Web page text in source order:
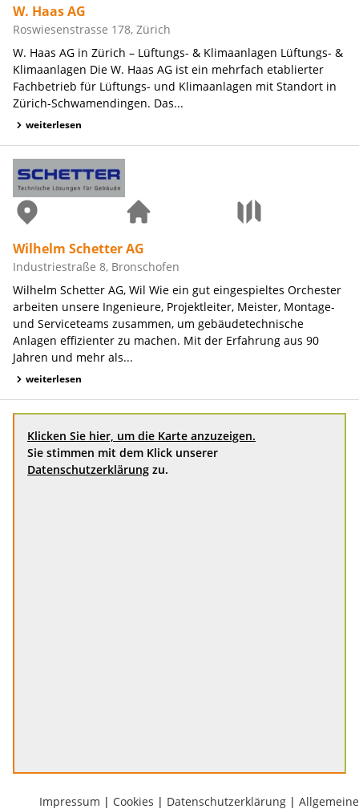
W. Haas AG
Roswiesenstrasse 178, Zürich
W. Haas AG in Zürich – Lüftungs- & Klimaanlagen Lüftungs- &
Klimaanlagen Die W. Haas AG ist ein mehrfach etablierter
Fachbetrieb für Lüftungs- und Klimaanlagen mit Standort in
Zürich-Schwamendingen. Das...
weiterlesen
Wilhelm Schetter AG
Industriestraße 8, Bronschofen
Wilhelm Schetter AG, Wil Wie ein gut eingespieltes Orchester
arbeiten unsere Ingenieure, Projektleiter, Meister, Montage-
und Serviceteams zusammen, um gebäudetechnische
Anlagen effizienter zu machen. Mit der Erfahrung aus 90
Jahren und mehr als...
weiterlesen
Klicken Sie hier, um die Karte anzuzeigen.
Sie stimmen mit dem Klick unserer
Datenschutzerklärung zu.
Impressum | Cookies | Datenschutzerklärung | Allgemeine